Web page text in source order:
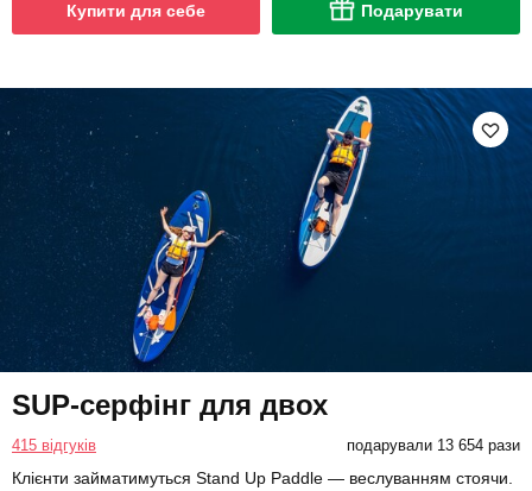
Купити для себе Подарувати
SUP-серфінг для двох
415 відгуків подарували 13 654 рази
Клієнти займатимуться Stand Up Paddle — веслуванням стоячи.